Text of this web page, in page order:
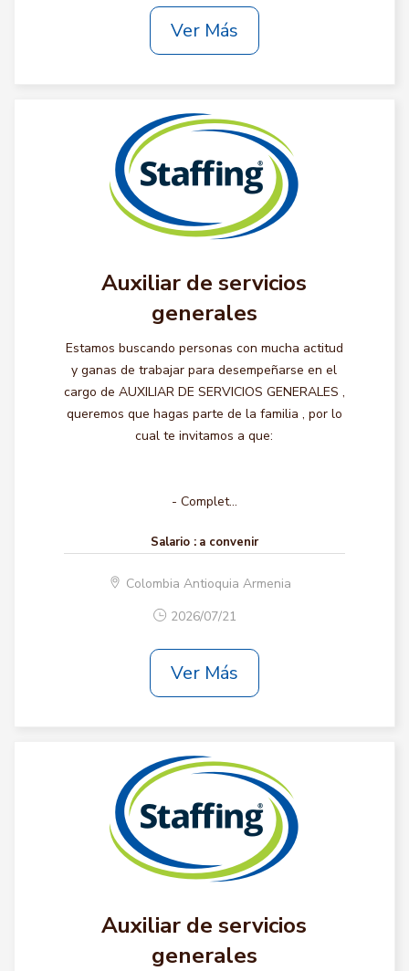
Ver Más
Auxiliar de servicios
generales
Estamos buscando personas con mucha actitud
y ganas de trabajar para desempeñarse en el
cargo de AUXILIAR DE SERVICIOS GENERALES ,
queremos que hagas parte de la familia , por lo
cual te invitamos a que:
- Complet...
Salario : a convenir
Colombia Antioquia Armenia
2026/07/21
Ver Más
Auxiliar de servicios
generales